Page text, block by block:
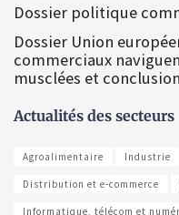
Dossier politique
Dossier Union
commerciaux
musclées et
Actualités des secteurs
Agroalimentaire Industrie
Distribution et e-commerce
Informatique, télécom et